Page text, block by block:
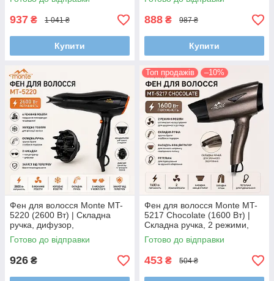
режими
937 ₴ 1 041 ₴
Купити
режими, баклажановий
888 ₴ 987 ₴
Купити
Фен для волосся Monte MT-
5220 (2600 Вт) | Складна
ручка, дифузор,
концентратор, холодне
повітря, 6 режимів
Готово до відправки
926 ₴
Топ продажів –10%
Фен для волосся Monte MT-
5217 Chocolate (1600 Вт) |
Складна ручка, 2 режими,
концентратор, дорожній фен
Готово до відправки
453 ₴ 504 ₴